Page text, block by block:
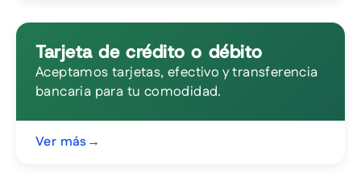
Tarjeta de crédito o débito
Aceptamos tarjetas, efectivo y transferencia
bancaria para tu comodidad.
Ver más →